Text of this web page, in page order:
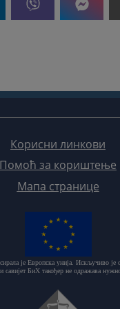
Корисни линкови
Помоћ за кориштење
Мапа странице
је Европска унија. Искључиво је
савијет БиХ такођер не одражава